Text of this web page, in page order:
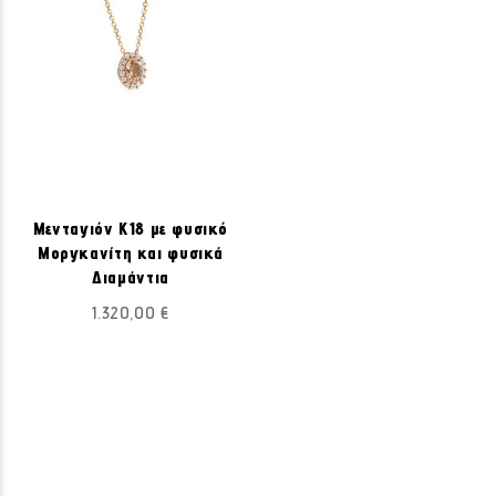
Μενταγιόν Κ18 με φυσικό
Μοργκανίτη και φυσικά
Διαμάντια
1.320,00 €